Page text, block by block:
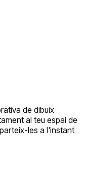
de dibuix
al teu espai de
les a l'instant